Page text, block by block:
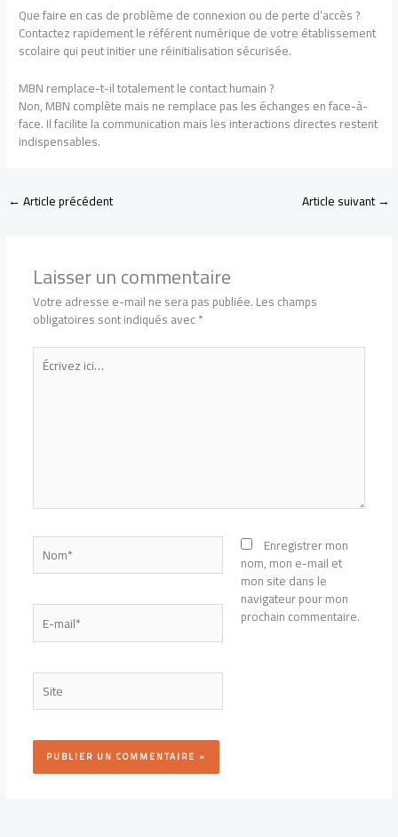
Que faire en cas de problème de connexion ou de perte d’accès ?
Contactez rapidement le référent numérique de votre établissement
scolaire qui peut initier une réinitialisation sécurisée.
MBN remplace-t-il totalement le contact humain ?
Non, MBN complète mais ne remplace pas les échanges en face-à-
face. Il facilite la communication mais les interactions directes restent
indispensables.
←Article précédent Article suivant→
Laisser un commentaire
Votre adresse e-mail ne sera pas publiée.Les champs
obligatoires sont indiqués avec*
Écrivez
ici…
Nom*
E-
mail*
Site
Enregistrer mon
nom, mon e-mail et
mon site dans le
navigateur pour mon
prochain commentaire.